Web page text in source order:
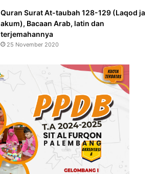
Quran Surat At-taubah 128-129 (Laqod ja
akum), Bacaan Arab, latin dan
terjemahannya
25 November 2020